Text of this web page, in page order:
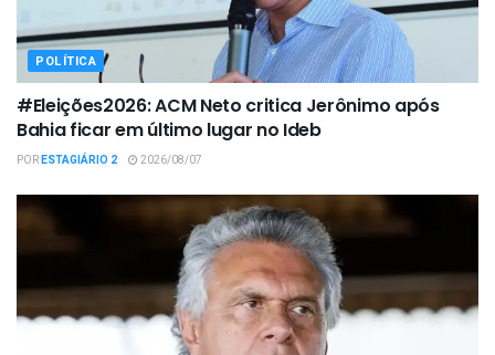
POLÍTICA
#Eleições2026: ACM Neto critica Jerônimo após
Bahia ficar em último lugar no Ideb
PORESTAGIÁRIO 2 2026/08/07